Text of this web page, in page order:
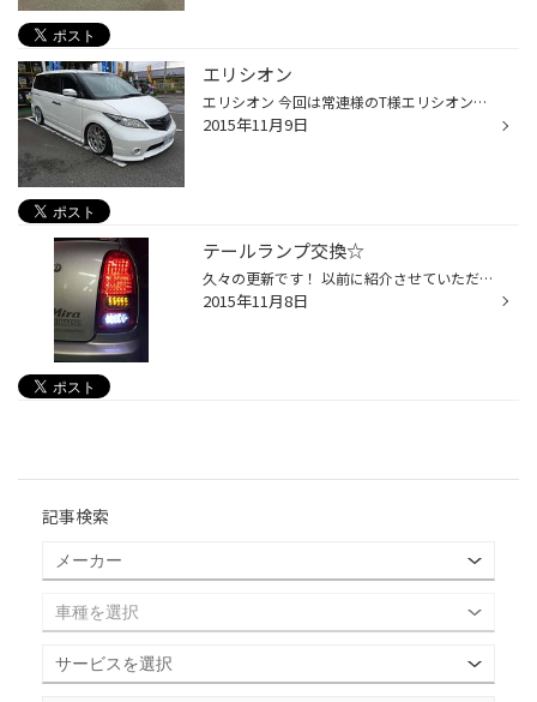
エリシオン
エリシオン 今回は常連様のT様エリシオンのオーディオ作業のご紹介です。 スピーカー交換をして、ツィーターはピラーに埋め込み加工。 純正デッキだったのでプロセッサーも追加しました。 ドアのデットニングも同時に行いました。 音質は純正から比べると大きく違いがわかりました。 外装も決まって...
2015年11月9日
テールランプ交換☆
久々の更新です！ 以前に紹介させていただきましたミラのテールランプに ヒビが入ってまして、今回やっと交換することが出来ました☆ 後期テールで純正にしようかＬＥＤにしようか悩み…どちらも 購入してしまいましたWWW でもせっかくＬＥＤがあるで現在装着中です！ タイヤはまだ残り溝があったので...
2015年11月8日
記事検索